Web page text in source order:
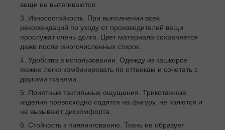
вещи не вытягиваются.
Износостойкость. При выполнении всех
рекомендаций по уходу от производителей вещи
прослужат очень долго. Цвет материала сохраняется
даже после многочисленных стирок.
Удобство в использовании. Одежду из кашкорсе
можно легко комбинировать по оттенкам и сочетать с
другими тканями.
Приятные тактильные ощущения. Трикотажные
изделия превосходно садятся на фигуру, не колются и
не вызывают дискомфорта.
Стойкость к пиллингованию. Ткань не образует